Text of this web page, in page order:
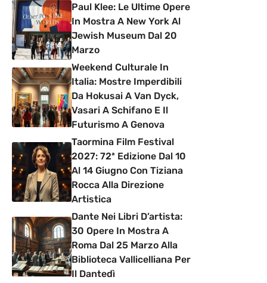
Paul Klee: Le Ultime Opere
In Mostra A New York Al
Jewish Museum Dal 20
Marzo
Weekend Culturale In
Italia: Mostre Imperdibili
Da Hokusai A Van Dyck,
Vasari A Schifano E Il
Futurismo A Genova
Taormina Film Festival
2027: 72ª Edizione Dal 10
Al 14 Giugno Con Tiziana
Rocca Alla Direzione
Artistica
Dante Nei Libri D’artista:
30 Opere In Mostra A
Roma Dal 25 Marzo Alla
Biblioteca Vallicelliana Per
Il Dantedì